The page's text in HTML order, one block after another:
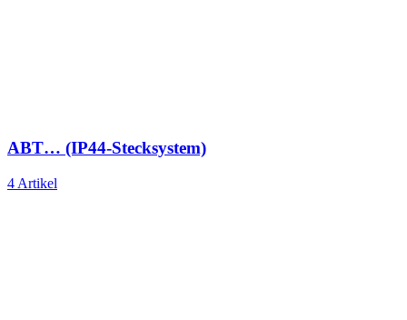
ABT… (IP44-Stecksystem)
4 Artikel